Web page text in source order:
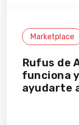
Marketplace
Rufus de
funciona
ayudarte